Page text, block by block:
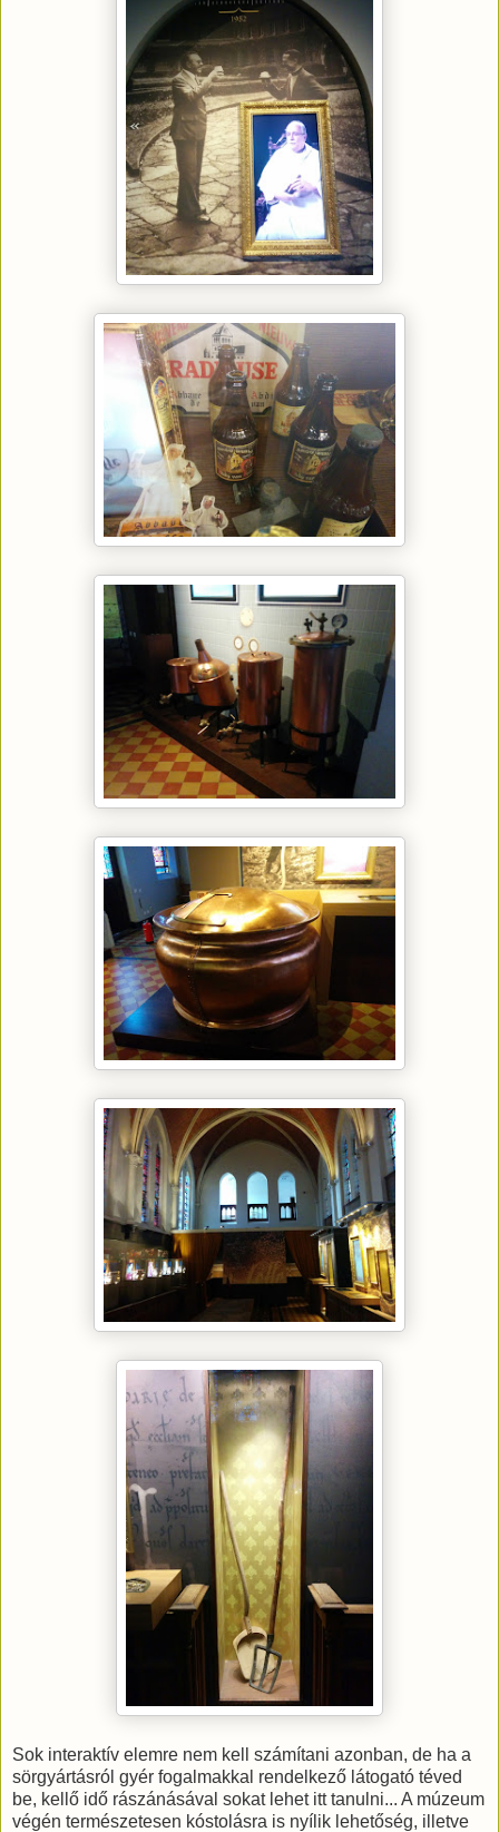
Sok interaktív elemre nem kell számítani azonban, de ha a
sörgyártásról gyér fogalmakkal rendelkező látogató téved
be, kellő idő rászánásával sokat lehet itt tanulni... A múzeum
végén természetesen kóstolásra is nyílik lehetőség, illetve